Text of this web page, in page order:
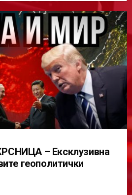
– Ексклузивна
геополитички